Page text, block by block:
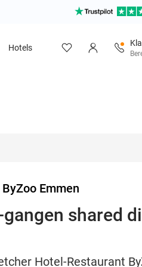
Hotels
Emmen
shared
Hotel-Restaurant